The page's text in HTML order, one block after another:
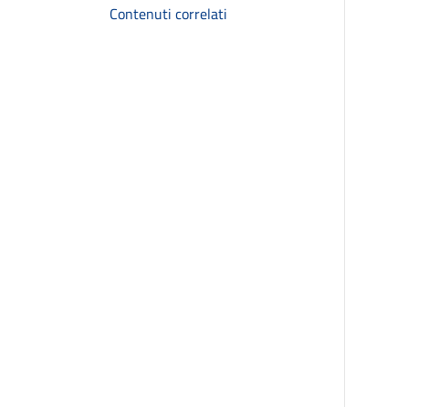
Contenuti correlati